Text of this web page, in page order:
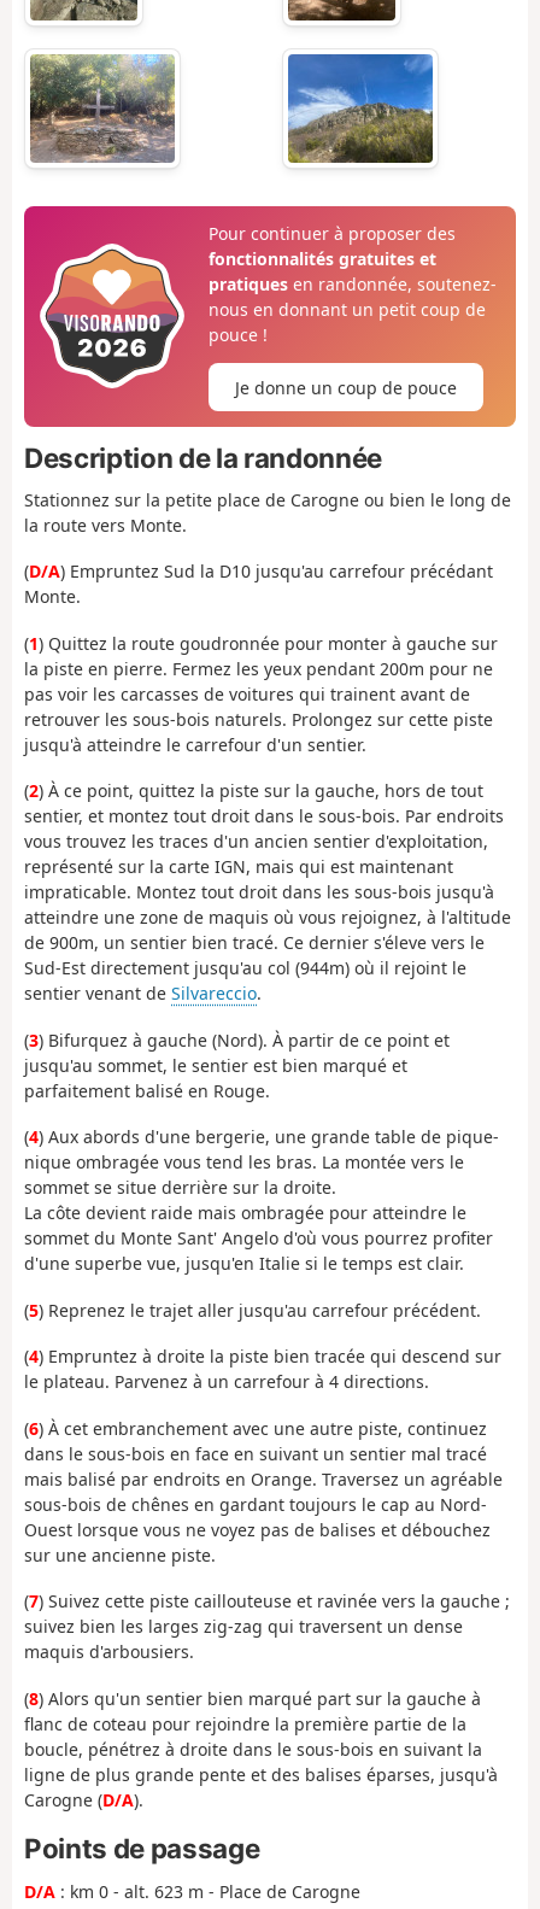
Pour continuer à proposer des
fonctionnalités gratuites et
pratiquesen randonnée, soutenez-
nous en donnant un petit coup de
pouce !
Je donne un coup de pouce
Description de la randonnée
Stationnez sur la petite place de Carogne ou bien le long de
la route vers Monte.
(D/A) Empruntez Sud la D10 jusqu'au carrefour précédant
Monte.
(1) Quittez la route goudronnée pour monter à gauche sur
la piste en pierre. Fermez les yeux pendant 200m pour ne
pas voir les carcasses de voitures qui trainent avant de
retrouver les sous-bois naturels. Prolongez sur cette piste
jusqu'à atteindre le carrefour d'un sentier.
(2) À ce point, quittez la piste sur la gauche, hors de tout
sentier, et montez tout droit dans le sous-bois. Par endroits
vous trouvez les traces d'un ancien sentier d'exploitation,
représenté sur la carte IGN, mais qui est maintenant
impraticable. Montez tout droit dans les sous-bois jusqu'à
atteindre une zone de maquis où vous rejoignez, à l'altitude
de 900m, un sentier bien tracé. Ce dernier s'éleve vers le
Sud-Est directement jusqu'au col (944m) où il rejoint le
sentier venant de Silvareccio.
(3) Bifurquez à gauche (Nord). À partir de ce point et
jusqu'au sommet, le sentier est bien marqué et
parfaitement balisé en Rouge.
(4) Aux abords d'une bergerie, une grande table de pique-
nique ombragée vous tend les bras. La montée vers le
sommet se situe derrière sur la droite.
La côte devient raide mais ombragée pour atteindre le
sommet du Monte Sant' Angelo d'où vous pourrez profiter
d'une superbe vue, jusqu'en Italie si le temps est clair.
(5) Reprenez le trajet aller jusqu'au carrefour précédent.
(4) Empruntez à droite la piste bien tracée qui descend sur
le plateau. Parvenez à un carrefour à 4 directions.
(6) À cet embranchement avec une autre piste, continuez
dans le sous-bois en face en suivant un sentier mal tracé
mais balisé par endroits en Orange. Traversez un agréable
sous-bois de chênes en gardant toujours le cap au Nord-
Ouest lorsque vous ne voyez pas de balises et débouchez
sur une ancienne piste.
(7) Suivez cette piste caillouteuse et ravinée vers la gauche ;
suivez bien les larges zig-zag qui traversent un dense
maquis d'arbousiers.
(8) Alors qu'un sentier bien marqué part sur la gauche à
flanc de coteau pour rejoindre la première partie de la
boucle, pénétrez à droite dans le sous-bois en suivant la
ligne de plus grande pente et des balises éparses, jusqu'à
Carogne (D/A).
Points de passage
D/A : km 0 - alt. 623 m - Place de Carogne